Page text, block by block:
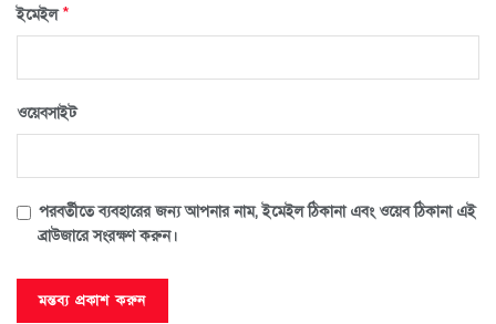
ইমেইল*
ওয়েবসাইট
পরবর্তীতে ব্যবহারের জন্য আপনার নাম, ইমেইল ঠিকানা এবং ওয়েব ঠিকানা এই
ব্রাউজারে সংরক্ষণ করুন।